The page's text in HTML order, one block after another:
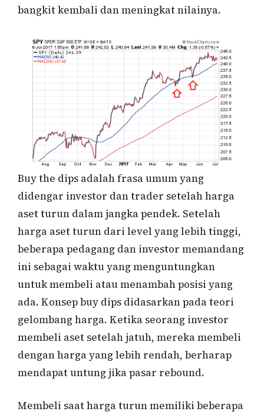
bangkit kembali dan meningkat nilainya.
Buy the dips adalah frasa umum yang
didengar investor dan trader setelah harga
aset turun dalam jangka pendek. Setelah
harga aset turun dari level yang lebih tinggi,
beberapa pedagang dan investor memandang
ini sebagai waktu yang menguntungkan
untuk membeli atau menambah posisi yang
ada. Konsep buy dips didasarkan pada teori
gelombang harga. Ketika seorang investor
membeli aset setelah jatuh, mereka membeli
dengan harga yang lebih rendah, berharap
mendapat untung jika pasar rebound.
Membeli saat harga turun memiliki beberapa